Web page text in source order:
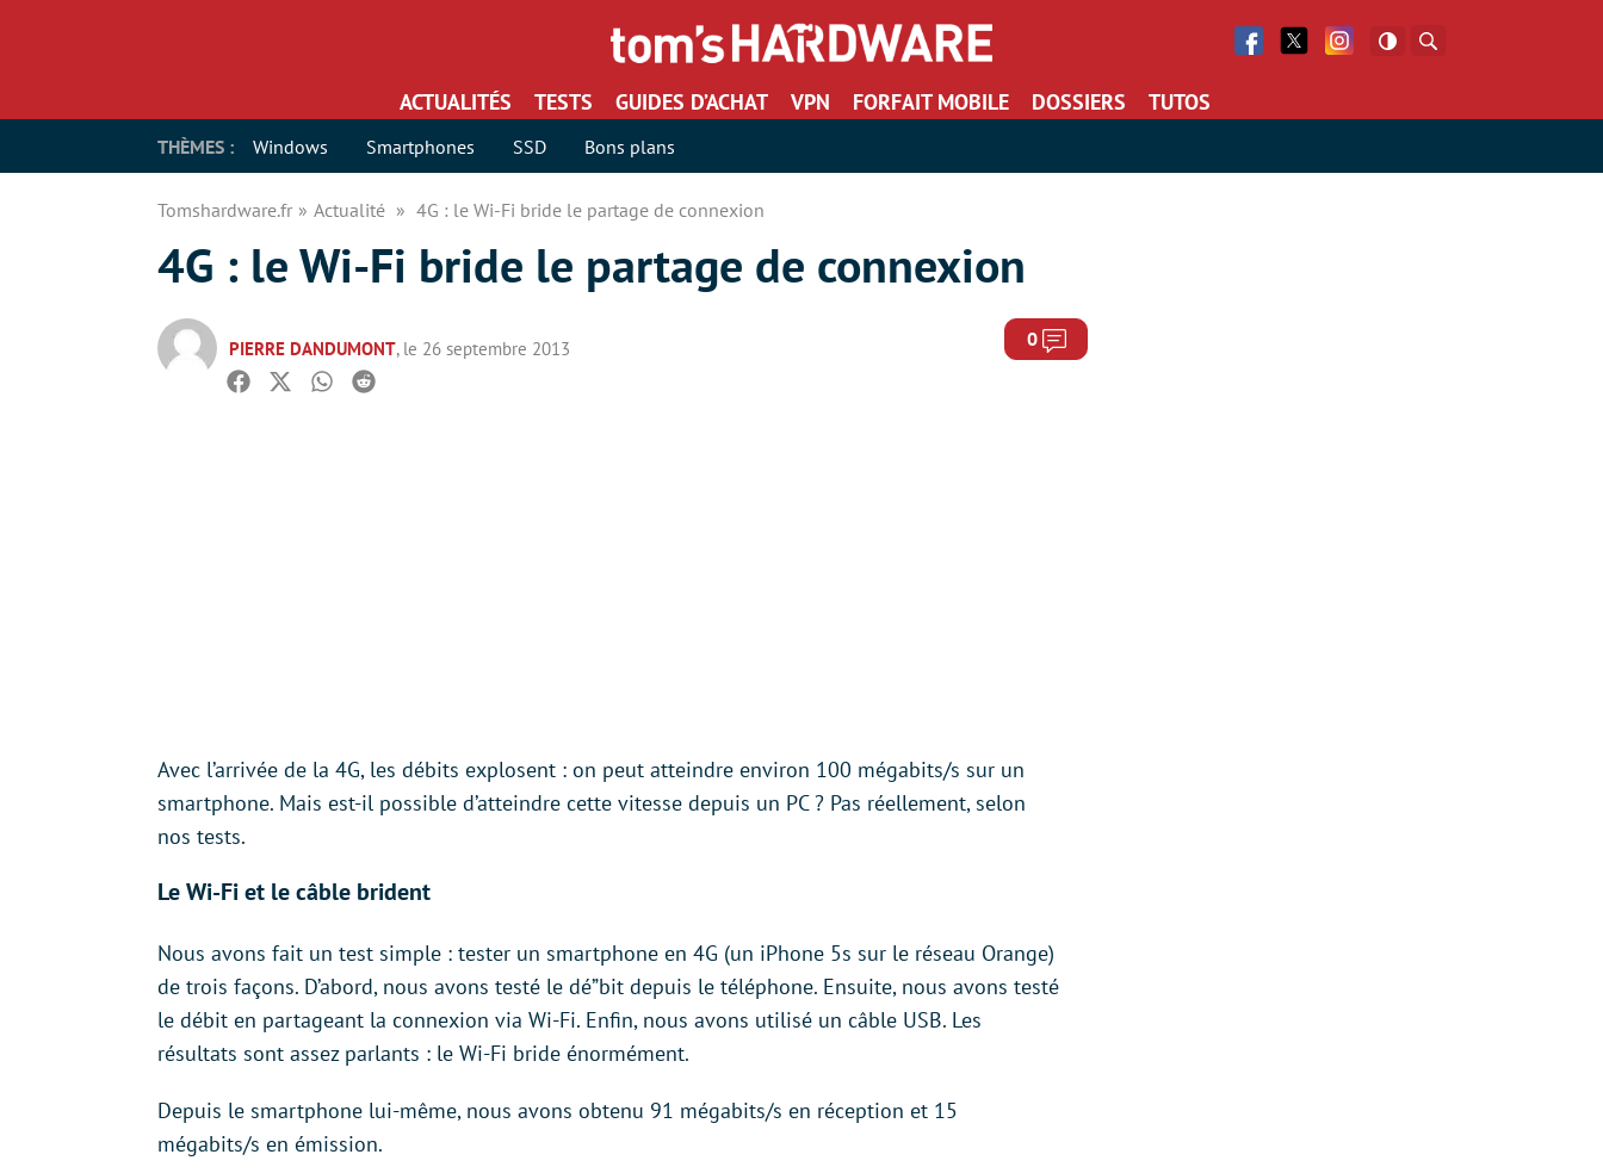
Facebook
Twitter Facebook
ACTUALITÉS TESTS GUIDES D’ACHAT VPN FORFAIT MOBILE DOSSIERS TUTOS
THÈMES : Windows Smartphones SSD Bons plans
Tomshardware.fr Actualité 4G : le Wi-Fi bride le partage de connexion
4G : le Wi-Fi bride le partage de connexion
PIERRE DANDUMONT, le 26 septembre 2013 0 Commentaires
Facebook
TwitterWhatsapp
Reddit
Avec l’arrivée de la 4G, les débits explosent : on peut atteindre environ 100 mégabits/s sur un
smartphone. Mais est-il possible d’atteindre cette vitesse depuis un PC ? Pas réellement, selon
nos tests.
Le Wi-Fi et le câble brident
Nous avons fait un test simple : tester un smartphone en 4G (un iPhone 5s sur le réseau Orange)
de trois façons. D’abord, nous avons testé le dé”bit depuis le téléphone. Ensuite, nous avons testé
le débit en partageant la connexion via Wi-Fi. Enfin, nous avons utilisé un câble USB. Les
résultats sont assez parlants : le Wi-Fi bride énormément.
Depuis le smartphone lui-même, nous avons obtenu 91 mégabits/s en réception et 15
mégabits/s en émission.